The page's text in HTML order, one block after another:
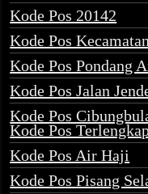
Kode Pos 20142
Kode Pos
Kode Pos Pondang
Kode Pos Jalan
Kode Pos
Kode Pos
Kode Pos Air Haji
Kode Pos Pisang